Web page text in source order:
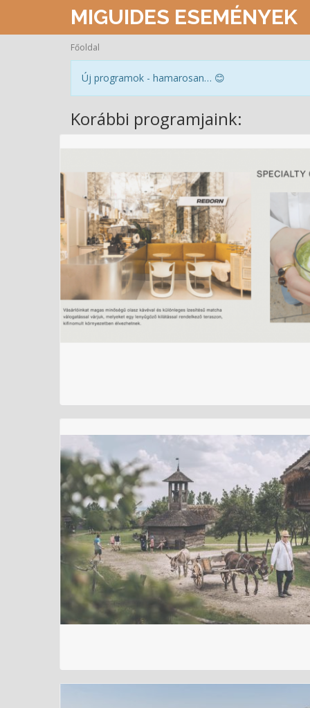
MIGUIDES ESEMÉNYEK
Főoldal
Új programok - hamarosan… 😊
Korábbi programjaink: